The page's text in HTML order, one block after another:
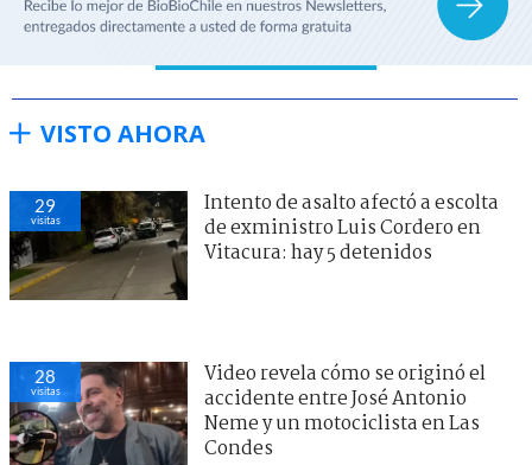
VISTO AHORA
29
visitas
Intento de asalto afectó a escolta
de exministro Luis Cordero en
Vitacura: hay 5 detenidos
28
visitas
Video revela cómo se originó el
accidente entre José Antonio
Neme y un motociclista en Las
Condes